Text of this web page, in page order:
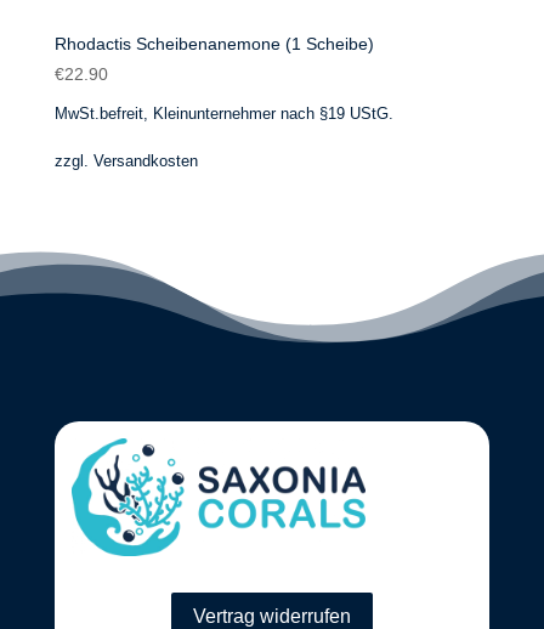
Rhodactis Scheibenanemone (1 Scheibe)
€22.90
MwSt.befreit, Kleinunternehmer nach §19 UStG.
zzgl. Versandkosten
Vertrag widerrufen